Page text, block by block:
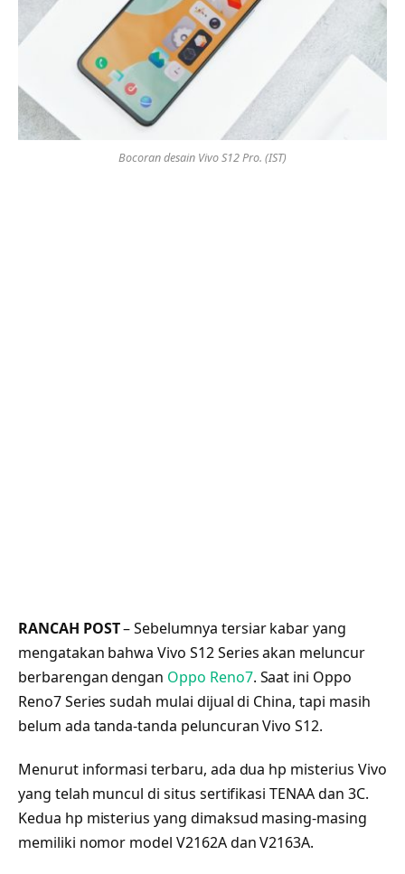
Bocoran desain Vivo S12 Pro. (IST)
RANCAH POST– Sebelumnya tersiar kabar yang
mengatakan bahwa Vivo S12 Series akan meluncur
berbarengan dengan Oppo Reno7. Saat ini Oppo
Reno7 Series sudah mulai dijual di China, tapi masih
belum ada tanda-tanda peluncuran Vivo S12.
Menurut informasi terbaru, ada dua hp misterius Vivo
yang telah muncul di situs sertifikasi TENAA dan 3C.
Kedua hp misterius yang dimaksud masing-masing
memiliki nomor model V2162A dan V2163A.